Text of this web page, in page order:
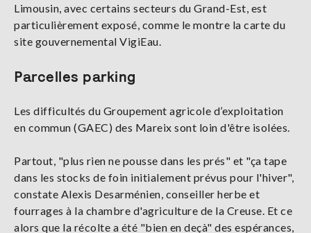
Limousin, avec certains secteurs du Grand-Est, est
particulièrement exposé, comme le montre la carte du
site gouvernemental VigiEau.
Parcelles parking
Les difficultés du Groupement agricole d’exploitation
en commun (GAEC) des Mareix sont loin d'être isolées.
Partout, "plus rien ne pousse dans les prés" et "ça tape
dans les stocks de foin initialement prévus pour l'hiver",
constate Alexis Desarménien, conseiller herbe et
fourrages à la chambre d'agriculture de la Creuse. Et ce
alors que la récolte a été "bien en deçà" des espérances,